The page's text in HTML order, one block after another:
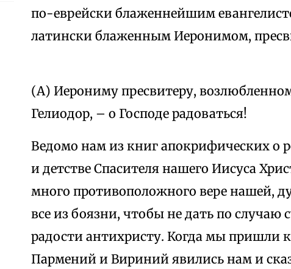
по-еврейски блаженнейшим
латински блаженным Иеронимом,
(А) Иерониму пресвитеру,
Гелиодор, – о Господе радоваться!
Ведомо нам из книг апокрифических о
и детстве Спасителя нашего Иисуса
много противоположного вере нашей,
все из боязни, чтобы не дать по случаю
радости антихристу. Когда мы пришли
Пармений и Вириний явились нам и